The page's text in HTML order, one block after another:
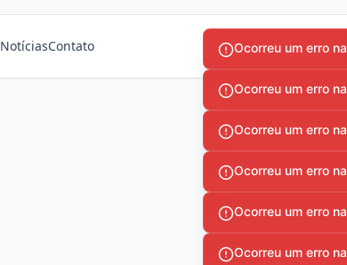
NotíciasContato Ocorreu um erro
Ocorreu um erro
Ocorreu um erro
Ocorreu um erro
Ocorreu um erro
Ocorreu um erro